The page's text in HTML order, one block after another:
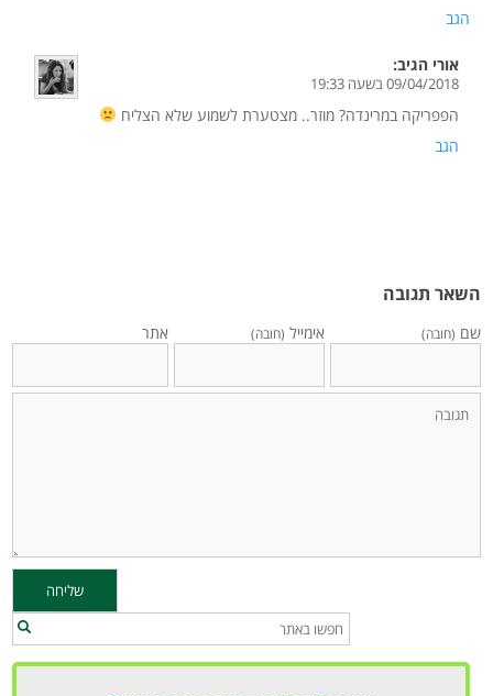
הגב
אורי הגיב:
09/04/2018 בשעה 19:33
הפפריקה במרינדה? מוזר.. מצטערת לשמוע שלא הצליח
הגב
השאר תגובה
שם (חובה) אימייל (חובה) אתר